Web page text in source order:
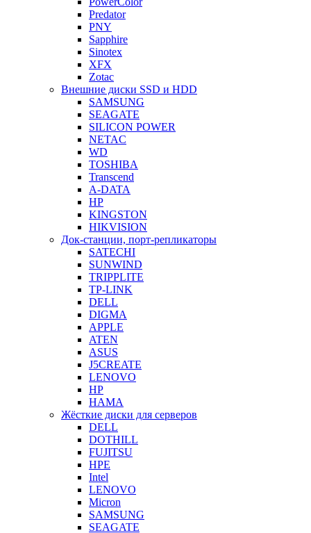
Predator
PNY
Sapphire
Sinotex
XFX
Zotac
Внешние диски SSD и HDD
SAMSUNG
SEAGATE
SILICON POWER
NETAC
WD
TOSHIBA
Transcend
A-DATA
HP
KINGSTON
HIKVISION
Док-станции, порт-репликаторы
SATECHI
SUNWIND
TRIPPLITE
TP-LINK
DELL
DIGMA
APPLE
ATEN
ASUS
J5CREATE
LENOVO
HP
HAMA
Жёсткие диски для серверов
DELL
DOTHILL
FUJITSU
HPE
Intel
LENOVO
Micron
SAMSUNG
SEAGATE